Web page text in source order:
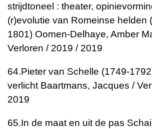
strijdtoneel : theater,
(r)evolutie van Romeinse helden
1801) Oomen-Delhaye, Amber
Verloren / 2019 / 2019
64.Pieter van Schelle (1749-
verlicht Baartmans, Jacques /
2019
65.In de maat en uit de pas